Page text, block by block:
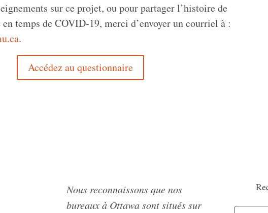
sur ce projet, ou pour partager l’histoire de
temps de COVID-19, merci d’envoyer un courriel à :
.
Accédez au questionnaire
Nous reconnaissons que nos
bureaux à Ottawa sont situés sur